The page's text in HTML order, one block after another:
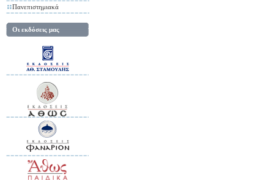
Πανεπιστημιακά
Οι εκδόσεις μας